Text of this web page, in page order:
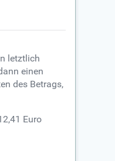
letztlich
einen
des Betrags,
Euro